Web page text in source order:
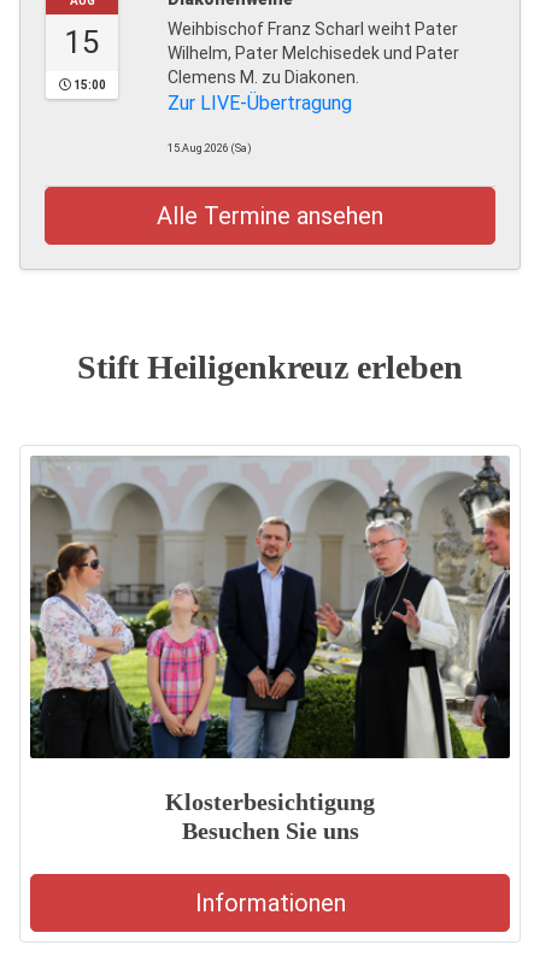
15
15:00
Weihbischof Franz Scharl weiht Pater
Wilhelm, Pater Melchisedek und Pater
Clemens M. zu Diakonen.
Zur LIVE-Übertragung
15.Aug.2026 (Sa)
Alle Termine ansehen
Stift Heiligenkreuz erleben
Klosterbesichtigung
Besuchen Sie uns
Informationen